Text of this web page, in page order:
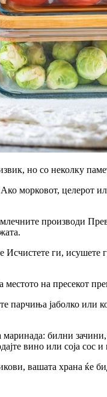
но со неколку
морковот, целерот
производи
Исчистете ги,
на пресекот
парчиња јаболко или
билни
вино или соја сос
вашата храна ќе